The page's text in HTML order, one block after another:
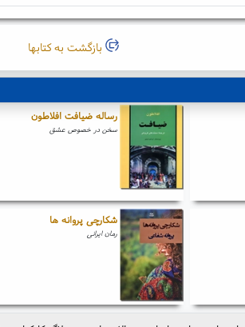
بازگشت به کتابها
رساله ضیافت افلاطون
سخن در خصوص عشق
شکارچی پروانه ها
رمان ایرانی